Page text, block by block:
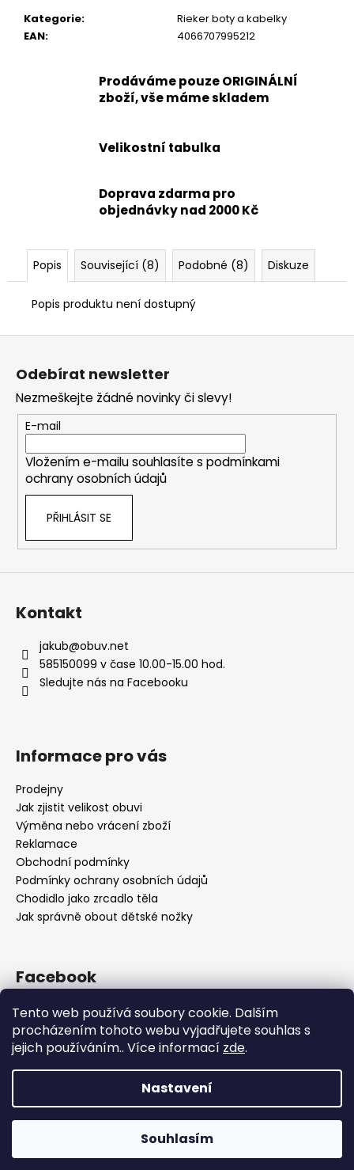
Tento web používá soubory cookie. Dalším
procházením tohoto webu vyjadřujete souhlas s
jejich používáním.. Více informací zde.
Nastavení
Souhlasím
Kategorie:
Rieker boty a kabelky
EAN: 4066707995212
Prodáváme pouze ORIGINÁLNÍ
zboží, vše máme skladem
Velikostní tabulka
Doprava zdarma pro
objednávky nad 2000 Kč
Popis Související (8) Podobné (8) Diskuze
Popis produktu není dostupný
Původně:
799
Z
Odebírat newsletter
Nezmeškejte žádné novinky či slevy!
E-mail
Vložením e-mailu souhlasíte s podmínkami
ochrany osobních údajů
PŘIHLÁSIT SE
Kontakt
jakub@obuv.net
585150099 v čase 10.00-15.00 hod.
Sledujte nás na Facebooku
Informace pro vás
Prodejny
Jak zjistit velikost obuvi
Výměna nebo vrácení zboží
Reklamace
Obchodní podmínky
Podmínky ochrany osobních údajů
Chodidlo jako zrcadlo těla
Jak správně obout dětské nožky
Facebook
Vytvořil Shoptet
OBUV.NET. Všechna práva vyhrazena.